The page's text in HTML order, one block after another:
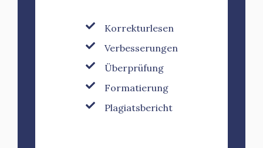
Korrekturlesen
Verbesserungen
Überprüfung
Formatierung
Plagiatsbericht